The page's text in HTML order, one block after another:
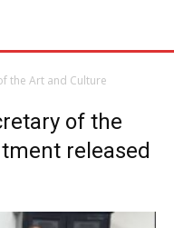
the Art and Culture
of the
released